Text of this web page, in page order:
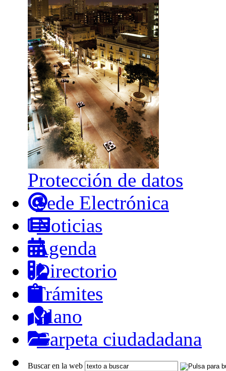
Protección de datos
Sede Electrónica
Noticias
Agenda
Directorio
Trámites
Plano
Carpeta ciudadadana
Buscar en la web